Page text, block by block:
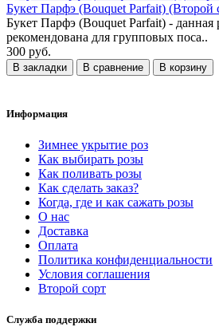
Букет Парфэ (Bouquet Parfait) (Второй
Букет Парфэ (Bouquet Parfait) - данная
рекомендована для групповых поса..
300 руб.
В закладки В сравнение В корзину
Информация
Зимнее укрытие роз
Как выбирать розы
Как поливать розы
Как сделать заказ?
Когда, где и как сажать розы
О нас
Доставка
Оплата
Политика конфиденциальности
Условия соглашения
Второй сорт
Служба поддержки